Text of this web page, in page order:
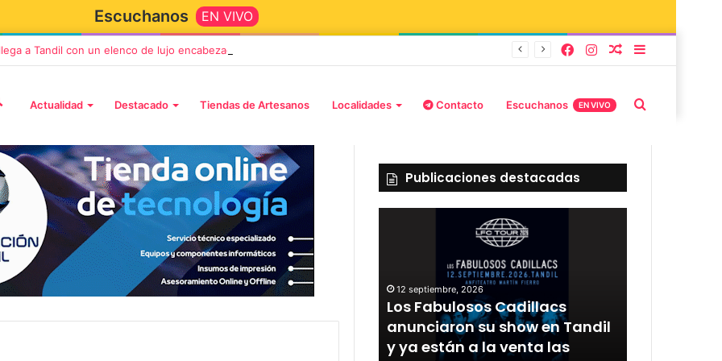
Escuchanos EN VIVO
llega a Tandil con un elenco de lujo encabezado por Capusotto, Spregelburd y Stefani
Actualidad Destacado Tiendas de Artesanos Localidades Contacto Escuchanos EN VIVO
Publicaciones destacadas
2 octubre, 2026
elenco de lujo encabezado por
12 septiembre, 2026
Los Fabulosos Cadillacs
anunciaron su show en Tandil
y ya están a la venta las